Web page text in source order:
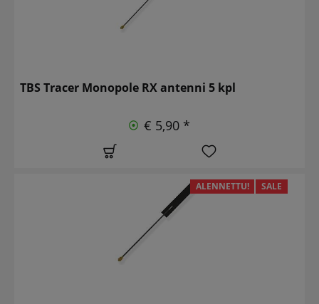
TBS Tracer Monopole RX antenni 5 kpl
€ 5,90 *
ALENNETTU! SALE